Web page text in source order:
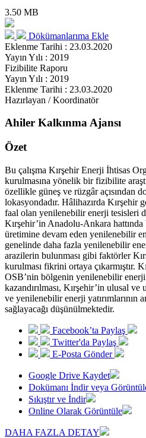
3.50 MB
Dökümanlarıma Ekle
Eklenme Tarihi : 23.03.2020
Yayın Yılı : 2019
Fizibilite Raporu
Yayın Yılı : 2019
Eklenme Tarihi : 23.03.2020
Hazırlayan / Koordinatör
Ahiler Kalkınma Ajansı
Özet
Bu çalışma Kırşehir Enerji İhtisas
kurulmasına yönelik bir fizibilite
özellikle güneş ve rüzgâr açısından
lokasyondadır. Hâlihazırda Kırşehir
faal olan yenilenebilir enerji tesisleri
Kırşehir’in Anadolu-Ankara hattında
üretimine devam eden yenilenebilir
genelinde daha fazla yenilenebilir
arazilerin bulunması gibi faktörler
kurulması fikrini ortaya çıkarmıştır.
OSB’nin bölgenin yenilenebilir
kazandırılması, Kırşehir’in ulusal ve
ve yenilenebilir enerji yatırımlarının
sağlayacağı düşünülmektedir.
Facebook’ta Paylaş
Twitter'da Paylaş
E-Posta Gönder
Google Drive Kaydet
Dokümanı İndir veya
Sıkıştır ve İndir
Online Olarak Görüntüle
DAHA FAZLA DETAY